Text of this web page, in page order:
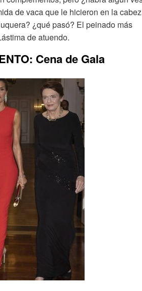
de vaca que le hicieron en la
¿qué pasó? El peinado más
de atuendo.
Cena de Gala